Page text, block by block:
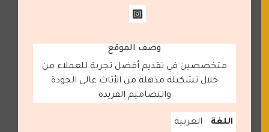
وصف الموقع
متخصصين في تقديم أفضل تجربة للعملاء من
خلال تشكيلة مذهلة من الأثاث عالي الجودة
والتصاميم الفريدة
اللغة العربية